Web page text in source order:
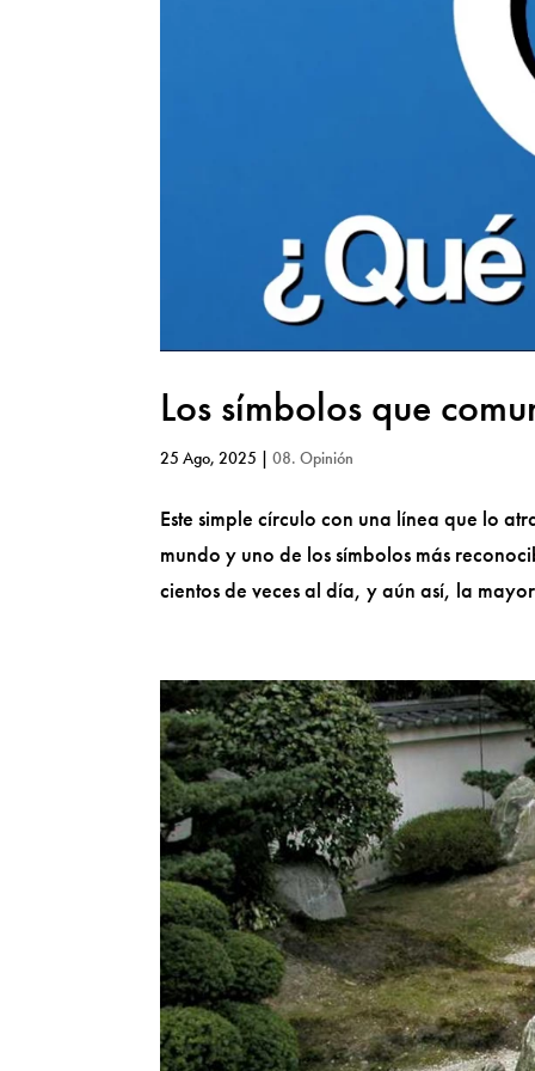
Los símbolos que
25 Ago, 2025 |08. Opinión
Este simple círculo con una línea que lo
mundo y uno de los símbolos más
cientos de veces al día, y aún así, la